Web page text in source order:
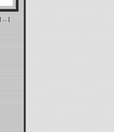
| ... |